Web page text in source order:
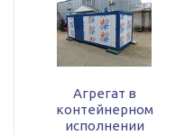
Агрегат в
контейнерном
исполнении